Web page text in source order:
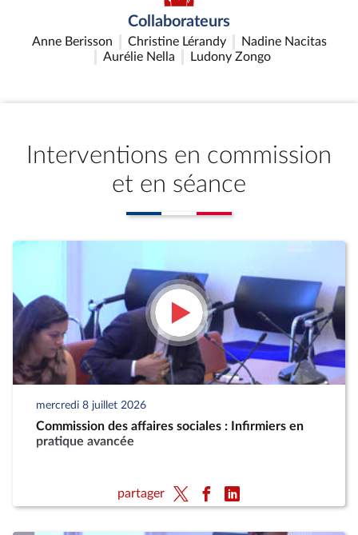
Collaborateurs
Anne Berisson Christine Lérandy
Nadine Nacitas
Aurélie Nella
Ludony Zongo
Interventions en commission
et en séance
mercredi 8 juillet 2026
Commission des affaires sociales : Infirmiers en
pratique avancée
partager